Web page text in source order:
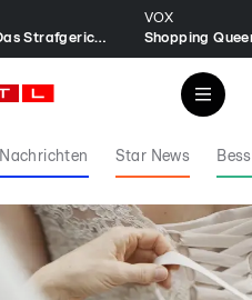
Barbara Salesch - Das Strafgericht
VOX
Shopping
Nachrichten Star News